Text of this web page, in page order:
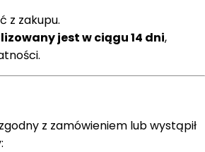
z zakupu.
jest w ciągu 14 dni,
z zamówieniem lub wystąpił